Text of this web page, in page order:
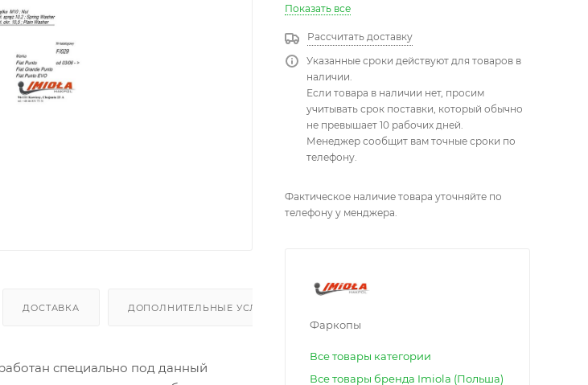
ДОСТАВКА ДОПОЛНИТЕЛЬНЫЕ УСЛУГИ
специально под данный
Показать все
Рассчитать доставку
Указанные сроки действуют для товаров в
наличии.
Если товара в наличии нет, просим
учитывать срок поставки, который обычно
не превышает 10 рабочих дней.
Менеджер сообщит вам точные сроки по
телефону.
Фактическое наличие товара уточняйте по
телефону у менджера.
Фаркопы
Все товары категории
Все товары бренда Imiola (Польша)